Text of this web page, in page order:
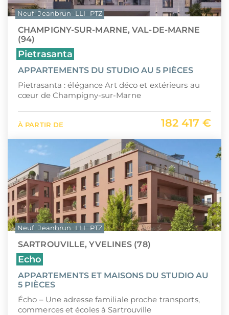
CHAMPIGNY-SUR-MARNE, VAL-DE-MARNE
(94)
Pietrasanta
APPARTEMENTS DU STUDIO AU 5 PIÈCES
Pietrasanta : élégance Art déco et extérieurs au
cœur de Champigny-sur-Marne
À PARTIR DE 182 417 €
Neuf Jeanbrun LLI PTZ
SARTROUVILLE, YVELINES (78)
Echo
APPARTEMENTS ET MAISONS DU STUDIO AU
5 PIÈCES
Écho – Une adresse familiale proche transports,
commerces et écoles à Sartrouville
Neuf Jeanbrun LLI PTZ